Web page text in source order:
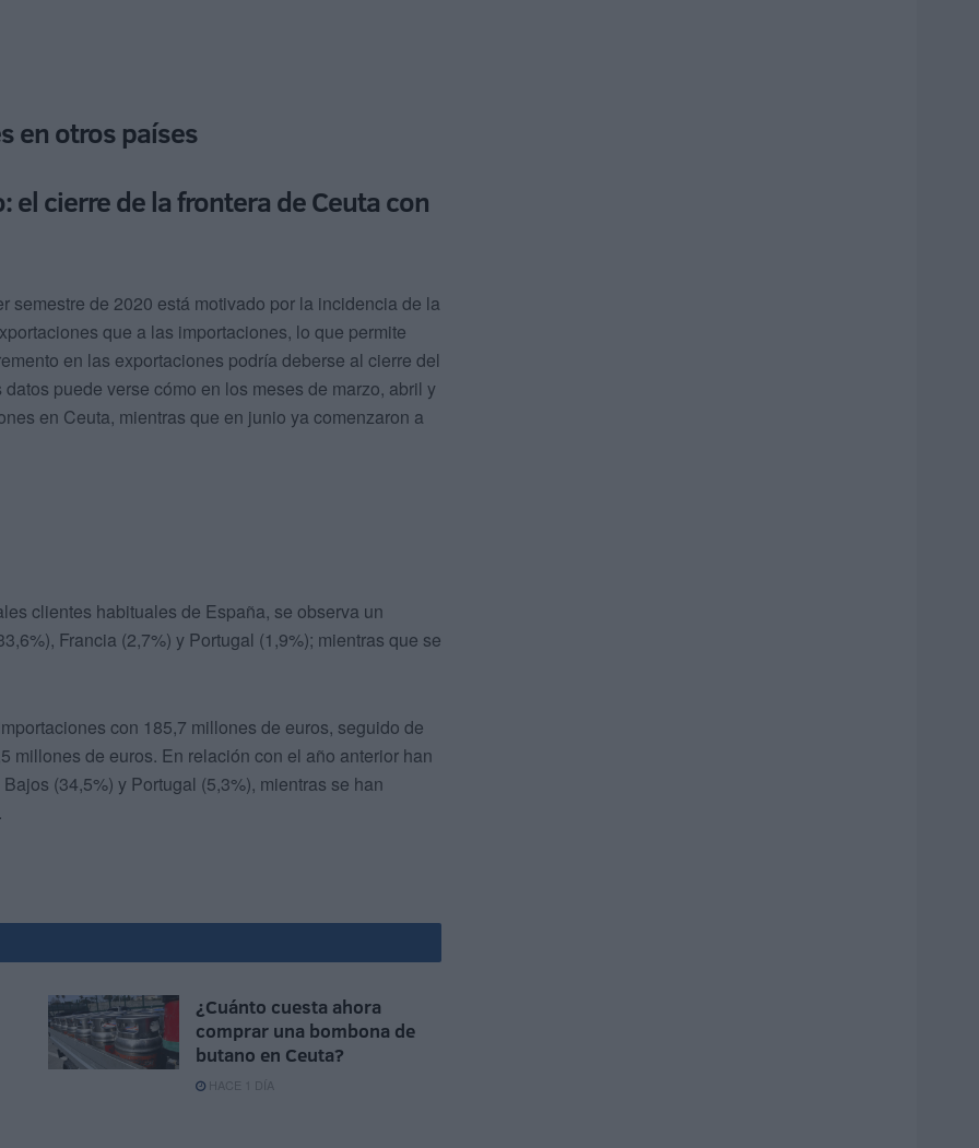
en otros países
el cierre de la frontera de Ceuta con
semestre de 2020 está motivado por la incidencia de la
que a las importaciones, lo que permite
en las exportaciones podría deberse al cierre del
puede verse cómo en los meses de marzo, abril y
en Ceuta, mientras que en junio ya comenzaron a
clientes habituales de España, se observa un
Francia (2,7%) y Portugal (1,9%); mientras que se
con 185,7 millones de euros, seguido de
millones de euros. En relación con el año anterior han
(34,5%) y Portugal (5,3%), mientras se han
¿Cuánto cuesta ahora
comprar una bombona de
butano en Ceuta?
HACE 1 DÍA